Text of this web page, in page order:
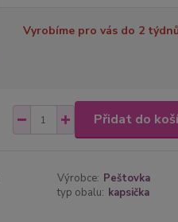
Vyrobíme pro vás do 2 týdnů
Přidat do
Výrobce: Peštovka
typ obalu: kapsička